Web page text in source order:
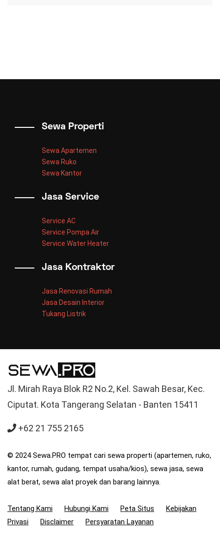
Sewa Properti
Sewa Apartemen
Sewa Ruko
Sewa Kantor
Jasa Service
Service AC
Service Pompa Air
Service Water Heater
Jasa Kontraktor
Jasa Renovasi Rumah
Jasa Desain Interior
Tukang Listrik
Jl. Mirah Raya Blok R2 No.2, Kel. Sawah Besar, Kec.
Ciputat. Kota Tangerang Selatan - Banten 15411
+62 21 755 2165
© 2024 Sewa.PRO tempat cari sewa properti (apartemen, ruko,
kantor, rumah, gudang, tempat usaha/kios), sewa jasa, sewa
alat berat, sewa alat proyek dan barang lainnya.
Tentang Kami Hubungi Kami Peta Situs
Kebijakan
Privasi
Disclaimer Persyaratan Layanan